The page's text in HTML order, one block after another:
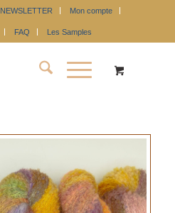
NEWSLETTER Mon compte
FAQ Les Samples